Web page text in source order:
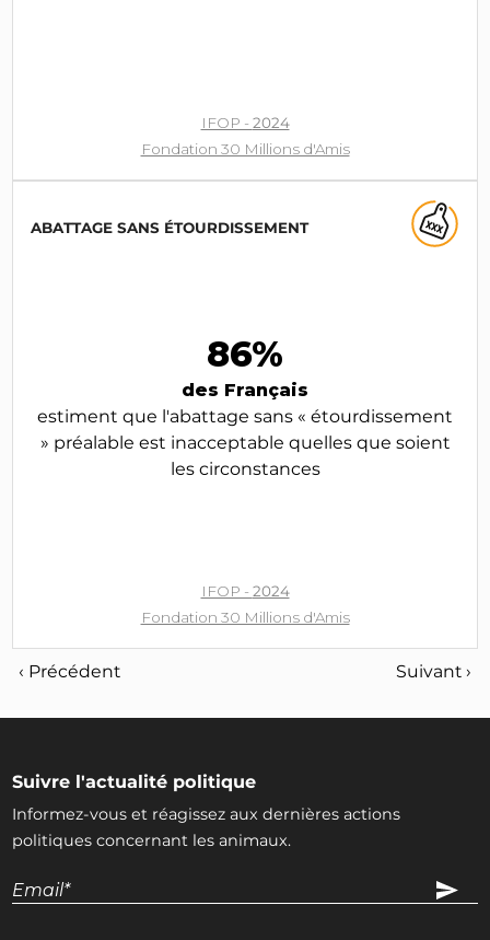
IFOP - 2024
Fondation 30 Millions d'Amis
ABATTAGE SANS ÉTOURDISSEMENT
86%
des Français
estiment que l'abattage sans « étourdissement
» préalable est inacceptable quelles que soient
les circonstances
IFOP - 2024
Fondation 30 Millions d'Amis
‹ Précédent Suivant ›
Suivre l'actualité politique
Informez-vous et réagissez aux dernières actions
politiques concernant les animaux.